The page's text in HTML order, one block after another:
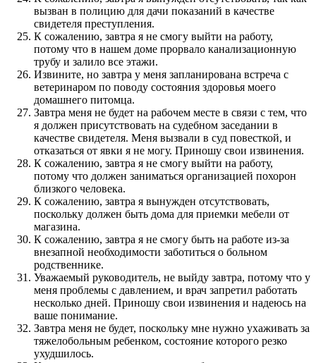
вызван в полицию для дачи показаний в качестве
свидетеля преступления.
К сожалению, завтра я не смогу выйти на работу,
потому что в нашем доме прорвало канализационную
трубу и залило все этажи.
Извините, но завтра у меня запланирована встреча с
ветеринаром по поводу состояния здоровья моего
домашнего питомца.
Завтра меня не будет на рабочем месте в связи с тем, что
я должен присутствовать на судебном заседании в
качестве свидетеля. Меня вызвали в суд повесткой, и
отказаться от явки я не могу. Приношу свои извинения.
К сожалению, завтра я не смогу выйти на работу,
потому что должен заниматься организацией похорон
близкого человека.
К сожалению, завтра я вынужден отсутствовать,
поскольку должен быть дома для приемки мебели от
магазина.
К сожалению, завтра я не смогу быть на работе из-за
внезапной необходимости заботиться о больном
родственнике.
Уважаемый руководитель, не выйду завтра, потому что у
меня проблемы с давлением, и врач запретил работать
несколько дней. Приношу свои извинения и надеюсь на
ваше понимание.
Завтра меня не будет, поскольку мне нужно ухаживать за
тяжелобольным ребенком, состояние которого резко
ухудшилось.